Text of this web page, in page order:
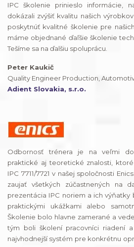
IPC školenie prinieslo informácie,
dokázali zvýšiť kvalitu našich
poskytnúť kvalitné školenie pre
máme objednané ďaľšie školenie
Tešíme sa na ďalšiu spoluprácu.
Peter Kaukič
Quality Engineer Production,
Adient Slovakia, s.r.o.
Odbornosť trénera je na veľmi
praktické aj teoretické znalosti,
IPC 7711/7721 v našej spoločnosti
zaujať všetkých zúčastnených na
prezentácia IPC noriem a ich
praktickými ukážkami alebo
Školenie bolo hlavne zamerané a
tým boli školení pracovníci riadení
najvhodnejší systém pre konkrétnu